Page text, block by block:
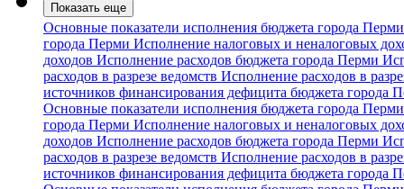
Показать еще
Основные показатели исполнения бюджета города
города Перми Исполнение налоговых и неналоговых
доходов Исполнение расходов бюджета города Перми
расходов в разрезе ведомств Исполнение расходов в
источников финансирования дефицита бюджета города
Основные показатели исполнения бюджета города
города Перми Исполнение налоговых и неналоговых
доходов Исполнение расходов бюджета города Перми
расходов в разрезе ведомств Исполнение расходов в
источников финансирования дефицита бюджета города